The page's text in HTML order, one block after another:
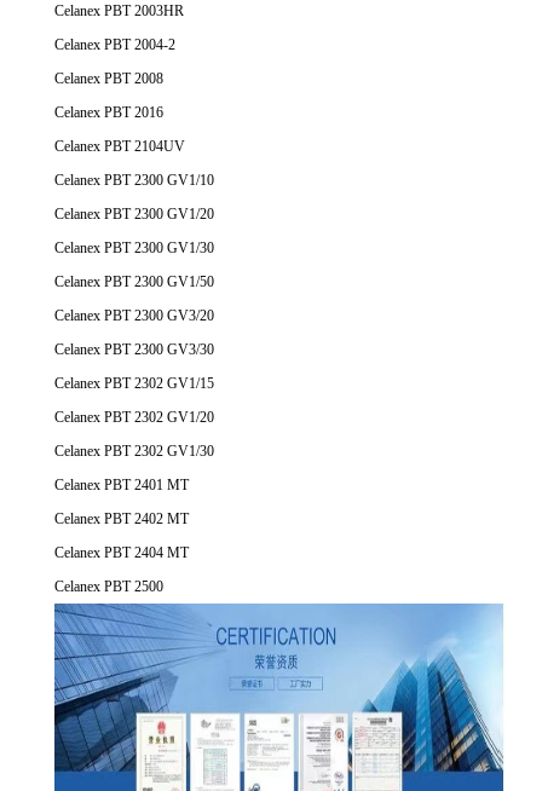
Celanex PBT 2003HR
Celanex PBT 2004-2
Celanex PBT 2008
Celanex PBT 2016
Celanex PBT 2104UV
Celanex PBT 2300 GV1/10
Celanex PBT 2300 GV1/20
Celanex PBT 2300 GV1/30
Celanex PBT 2300 GV1/50
Celanex PBT 2300 GV3/20
Celanex PBT 2300 GV3/30
Celanex PBT 2302 GV1/15
Celanex PBT 2302 GV1/20
Celanex PBT 2302 GV1/30
Celanex PBT 2401 MT
Celanex PBT 2402 MT
Celanex PBT 2404 MT
Celanex PBT 2500